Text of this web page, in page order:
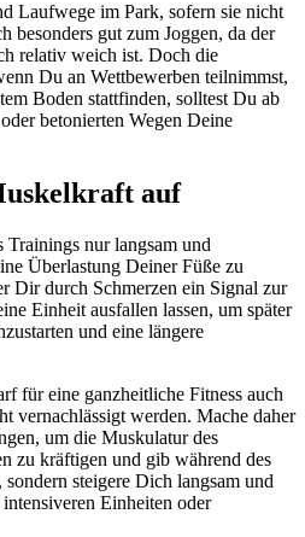
Laufwege im Park, sofern sie nicht
besonders gut zum Joggen, da der
relativ weich ist. Doch die
Du an Wettbewerben teilnimmst,
Boden stattfinden, solltest Du ab
betonierten Wegen Deine
auf
Trainings nur langsam und
Überlastung Deiner Füße zu
Dir durch Schmerzen ein Signal zur
Einheit ausfallen lassen, um später
und eine längere
für eine ganzheitliche Fitness auch
vernachlässigt werden. Mache daher
um die Muskulatur des
zu kräftigen und gib während des
steigere Dich langsam und
Einheiten oder